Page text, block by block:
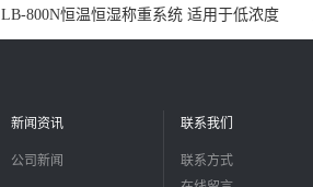
LB-800N恒温恒湿称重系统 适用于低浓度
烟尘采样滤膜烘干后使用
新闻资讯
公司新闻
联系我们
联系方式